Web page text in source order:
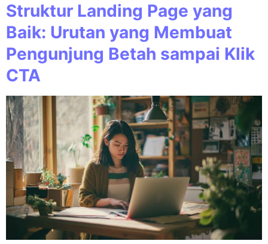
Struktur Landing Page yang
Baik: Urutan yang Membuat
Pengunjung Betah sampai Klik
CTA